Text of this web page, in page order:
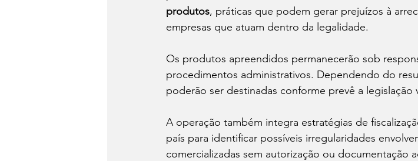
produtos, práticas que podem gerar prejuízos à
empresas que atuam dentro da legalidade.
Os produtos apreendidos permanecerão sob
procedimentos administrativos. Dependendo do
poderão ser destinadas conforme prevê a legislação
A operação também integra estratégias de
país para identificar possíveis irregularidades
comercializadas sem autorização ou documentação